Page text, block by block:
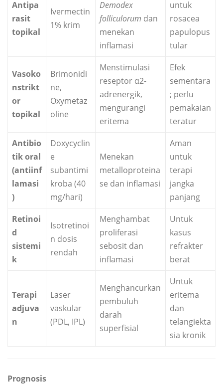
Antipa
rasit
topikal
Ivermectin
1% krim
Demodex
folliculorum dan
menekan
inflamasi
untuk
rosacea
papulopus
tular
Vasoko
nstrikt
or
topikal
Brimonidi
ne,
Oxymetaz
oline
Menstimulasi
reseptor α2-
adrenergik,
mengurangi
eritema
Efek
sementara
; perlu
pemakaian
teratur
Antibio
tik oral
(antiinf
lamasi
)
Doxycyclin
e
subantimi
kroba (40
mg/hari)
Menekan
metalloproteina
se dan inflamasi
Aman
untuk
terapi
jangka
panjang
Retinoi
d
sistemi
k
Isotretinoi
n dosis
rendah
Menghambat
proliferasi
sebosit dan
inflamasi
Untuk
kasus
refrakter
berat
Terapi
adjuva
n
Laser
vaskular
(PDL, IPL)
Menghancurkan
pembuluh
darah
superfisial
Untuk
eritema
dan
telangiekta
sia kronik
Prognosis